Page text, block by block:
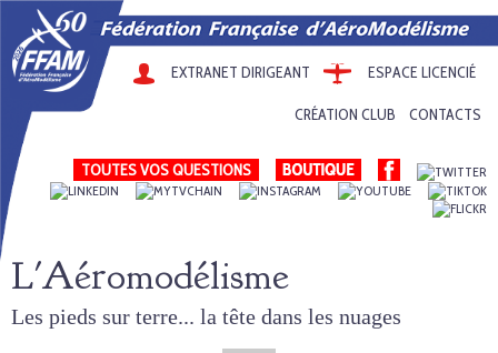
EXTRANET DIRIGEANT ESPACE LICENCIÉ
CRÉATION CLUB CONTACTS
TOUTES VOS QUESTIONS
L'Aéromodélisme
Les pieds sur terre... la tête dans les nuages